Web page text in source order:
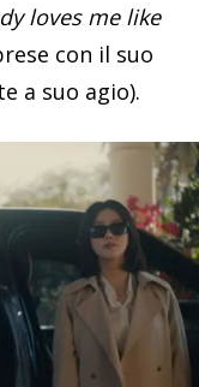
loves me like
con il suo
a suo agio).